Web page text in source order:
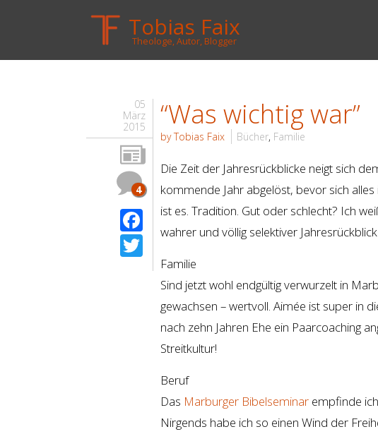
Tobias Faix
Theologe, Autor, Blogger
05
März
2015
4
Facebook
Twitter
“Was wichtig war”
by Tobias Faix Bücher, Familie
Die Zeit der Jahresrückblicke neigt sich
kommende Jahr abgelöst, bevor sich
ist es. Tradition. Gut oder schlecht? Ich
wahrer und völlig selektiver
Familie
Sind jetzt wohl endgültig verwurzelt in
gewachsen – wertvoll. Aimée ist super in
nach zehn Jahren Ehe ein Paarcoaching
Streitkultur!
Beruf
Das Marburger Bibelseminar empfinde
Nirgends habe ich so einen Wind der